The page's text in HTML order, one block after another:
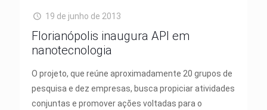
19 de junho de 2013
Florianópolis inaugura API em
nanotecnologia
O projeto, que reúne aproximadamente 20 grupos de
pesquisa e dez empresas, busca propiciar atividades
conjuntas e promover ações voltadas para o